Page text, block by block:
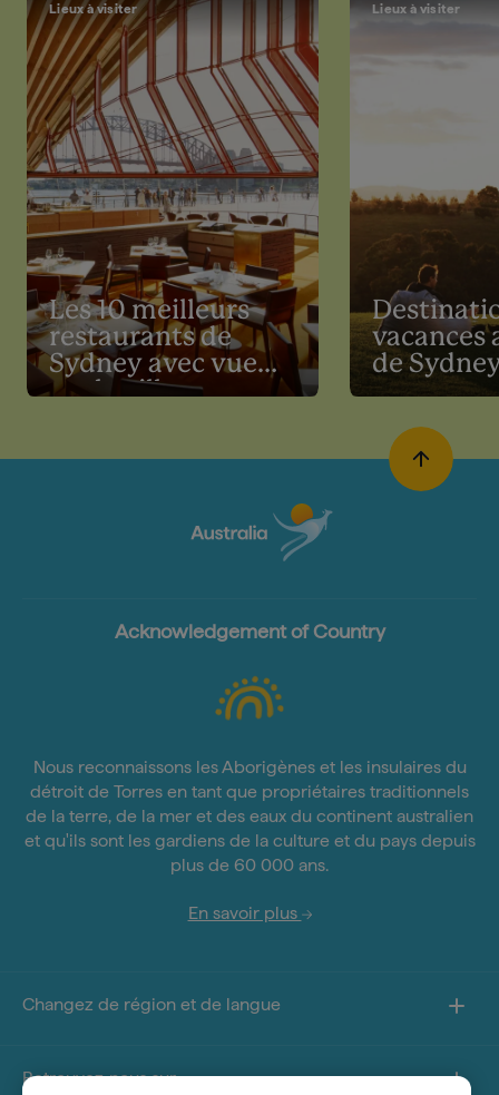
Lieux à visiter
Les 10 meilleurs
restaurants de
Sydney avec vue
sur la ville
Lieux à visiter
vacances
de
Acknowledgement of Country
Nous reconnaissons les Aborigènes et les insulaires du
détroit de Torres en tant que propriétaires traditionnels
de la terre, de la mer et des eaux du continent australien
et qu'ils sont les gardiens de la culture et du pays depuis
plus de 60 000 ans.
En savoir plus
Changez de région et de langue
Retrouvez-nous sur